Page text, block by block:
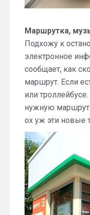
Маршрутка,
Подхожу к
электронное
сообщает, как
маршрут. Если
или
нужную
ох уж эти новые